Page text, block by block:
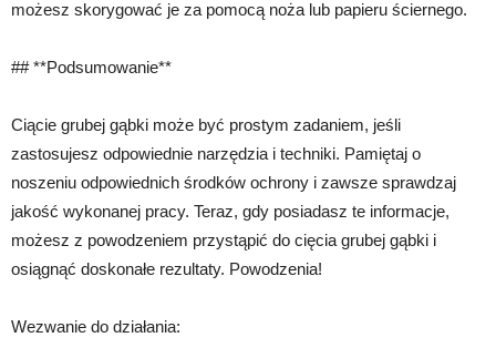
możesz skorygować je za pomocą noża lub papieru ściernego.
## **Podsumowanie**
Ciącie grubej gąbki może być prostym zadaniem, jeśli
zastosujesz odpowiednie narzędzia i techniki. Pamiętaj o
noszeniu odpowiednich środków ochrony i zawsze sprawdzaj
jakość wykonanej pracy. Teraz, gdy posiadasz te informacje,
możesz z powodzeniem przystąpić do cięcia grubej gąbki i
osiągnąć doskonałe rezultaty. Powodzenia!
Wezwanie do działania: